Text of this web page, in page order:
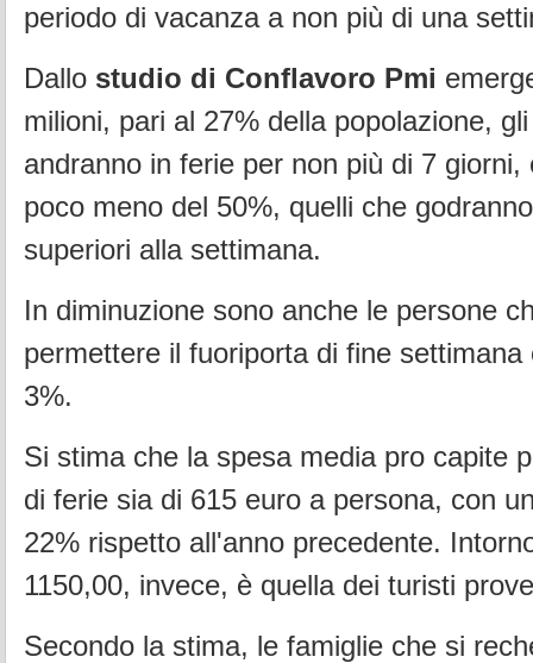
periodo di vacanza a non più di una
Dallo studio di Conflavoro Pmi
milioni, pari al 27% della popolazione,
andranno in ferie per non più di 7 giorni,
poco meno del 50%, quelli che
superiori alla settimana.
In diminuzione sono anche le persone
permettere il fuoriporta di fine settimana
3%.
Si stima che la spesa media pro capite
di ferie sia di 615 euro a persona, con
22% rispetto all'anno precedente.
1150,00, invece, è quella dei turisti
Secondo la stima, le famiglie che si